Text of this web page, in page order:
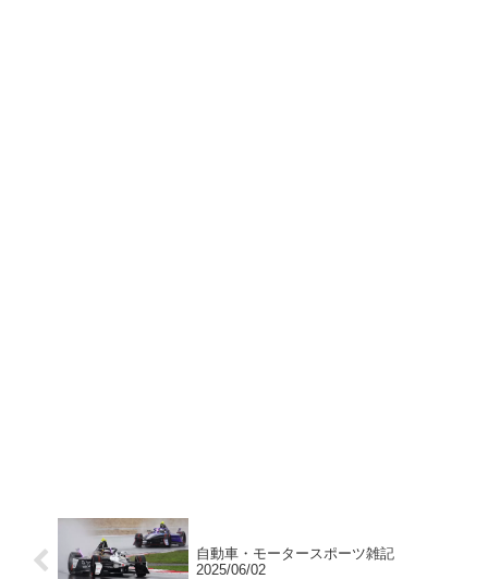
自動車・モータースポーツ雑記
2025/06/02